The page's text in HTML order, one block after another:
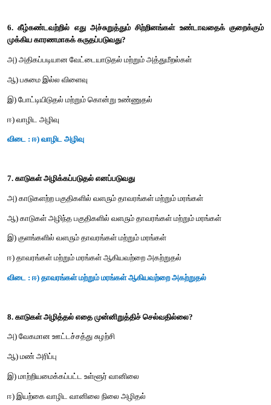
ஆ) மீத்தேன்
இ) நைட்ரஸ் ஆக்ஸைட்
ஈ) ஓசோன்
விடை : ஈ) ஓசோன்
அ) N2 O மற்றும் CO2
ஆ) CFCS மற்றும் N2O
இ) CH மற்றும் CO
6. கீழ்கண்டவற்றில் எது அச்சுறுத்தும் சிற்றினங்கள்
முக்கிய காரணமாகக் கருதப்படுவது?
அ) அதிகப்படியான வேட்டையாடுதல் மற்றும் அத்துமீறல்கள்